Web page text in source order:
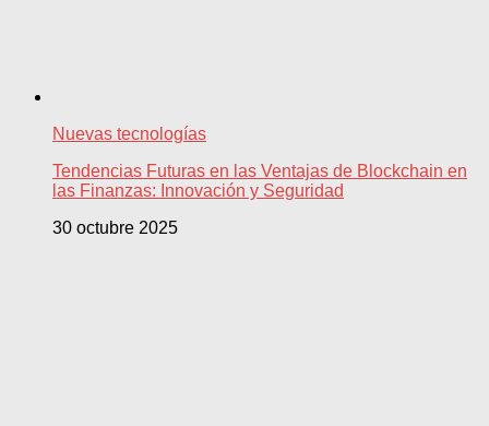
Nuevas tecnologías
Tendencias Futuras en las Ventajas de Blockchain en
las Finanzas: Innovación y Seguridad
30 octubre 2025